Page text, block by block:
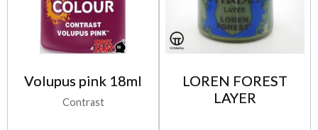
Volupus pink 18ml
Contrast
LOREN FOREST
LAYER